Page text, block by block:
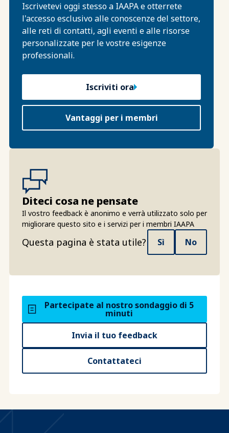
Iscrivetevi oggi stesso a IAAPA e otterrete
l'accesso esclusivo alle conoscenze del settore,
alle reti di contatti, agli eventi e alle risorse
personalizzate per le vostre esigenze
professionali.
Iscriviti ora
Vantaggi per i membri
Diteci cosa ne pensate
Il vostro feedback è anonimo e verrà utilizzato solo per
migliorare questo sito e i servizi per i membri IAAPA
Questa pagina è stata utile? Sì No
Partecipate al nostro sondaggio di 5
minuti
Invia il tuo feedback
Contattateci